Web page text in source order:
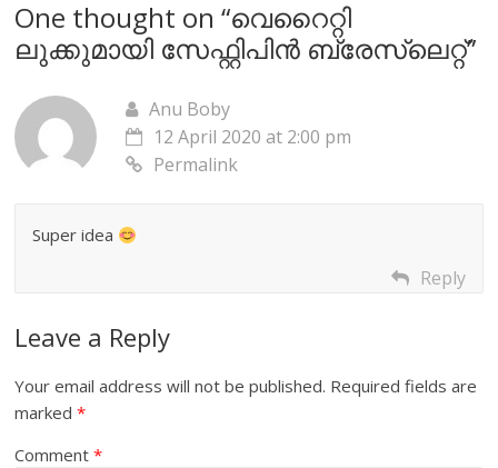
One thought on “വെറൈറ്റി
ലുക്കുമായി സേഫ്റ്റിപിൻ ബ്രേസ്‌ലെറ്റ്‌”
Anu Boby
12 April 2020 at 2:00 pm
Permalink
Super idea
Reply
Leave a Reply
Your email address will not be published. Required fields are
marked*
Comment*